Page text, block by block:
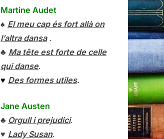
Martine Audet
♠ El meu cap és fort allà on
l’altra dansa.
♣ Ma tête est forte de celle
qui danse.
♥ Des formes utiles.
Jane Austen
♣ Orgull i prejudici.
♥ Lady Susan.